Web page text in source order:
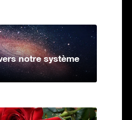
notre système